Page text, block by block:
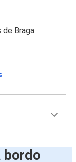
de Braga
bordo